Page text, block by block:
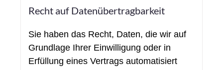
Recht auf Datenübertragbarkeit
Sie haben das Recht, Daten, die wir auf
Grundlage Ihrer Einwilligung oder in
Erfüllung eines Vertrags automatisiert